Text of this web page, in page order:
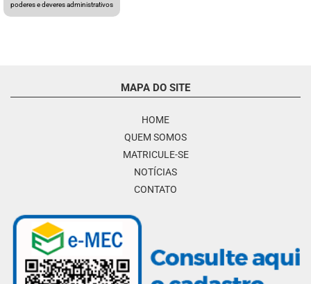
poderes e deveres administrativos
MAPA DO SITE
HOME
QUEM SOMOS
MATRICULE-SE
NOTÍCIAS
CONTATO